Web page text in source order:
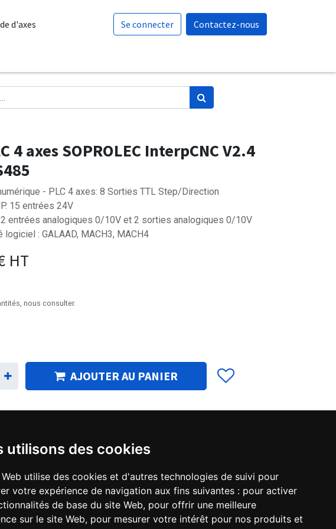
utilisons des cookies
utilise des cookies et d'autres technologies de suivi pour
votre expérience de navigation aux fins suivantes : pour activer
de base du site Web, pour offrir une meilleure
sur le site Web, pour mesurer votre intérêt pour nos produits et
d'axes Se connecter Contactez-nous
4 axes SOPROLEC InterpCNC V2.4
- PLC 4 axes: 8 Sorties TTL Step/Direction
15 entrées 24V
entrées analogiques 0/10V et 2 sorties analogiques 0/10V
: GALAAD, MACH3, MACH4
HT
nous consulter.
AJOUTER AU PANIER
V2 et V3 (Interprêteur PLC Basic + ICNC Studio +
CNC-IHM